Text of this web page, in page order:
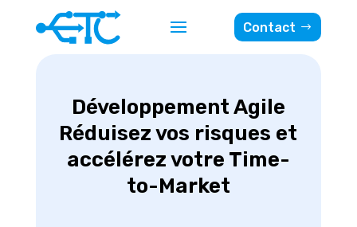
Contact
Développement Agile
Réduisezvos risques et
accélérez votre Time-
to-Market